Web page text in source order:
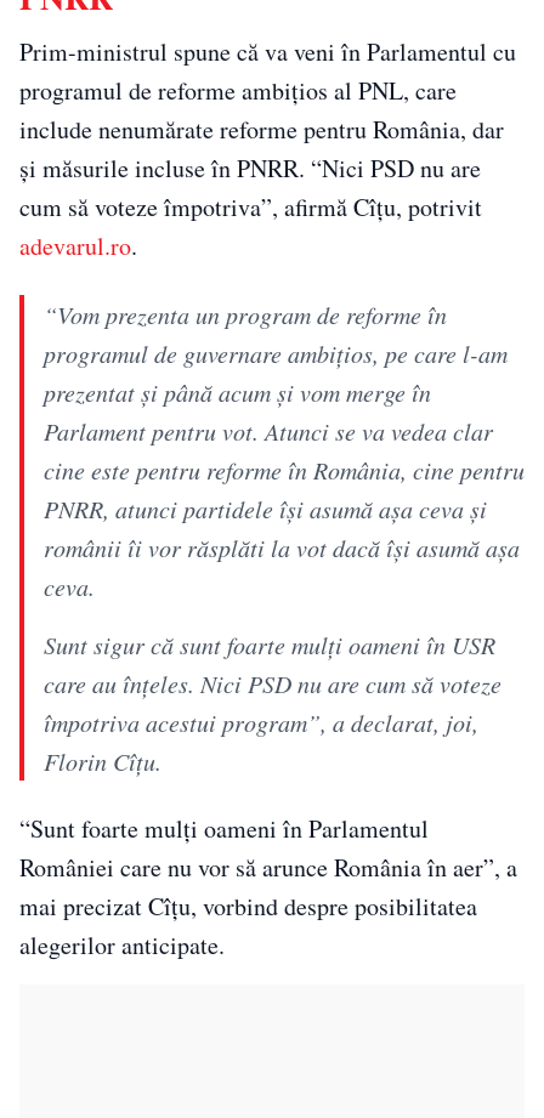
Prim-ministrul spune că va veni în Parlamentul cu
programul de reforme ambiţios al PNL, care
include nenumărate reforme pentru România, dar
şi măsurile incluse în PNRR. “Nici PSD nu are
cum să voteze împotriva”, afirmă Cîţu, potrivit
adevarul.ro.
“Vom prezenta un program de reforme în
programul de guvernare ambiţios, pe care l-am
prezentat şi până acum şi vom merge în
Parlament pentru vot. Atunci se va vedea clar
cine este pentru reforme în România, cine pentru
PNRR, atunci partidele îşi asumă aşa ceva şi
românii îi vor răsplăti la vot dacă îşi asumă aşa
ceva.
Sunt sigur că sunt foarte mulţi oameni în USR
care au înţeles. Nici PSD nu are cum să voteze
împotriva acestui program”, a declarat, joi,
Florin Cîţu.
“Sunt foarte mulţi oameni în Parlamentul
României care nu vor să arunce România în aer”, a
mai precizat Cîţu, vorbind despre posibilitatea
alegerilor anticipate.